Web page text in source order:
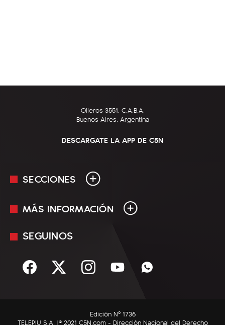
Olleros 3551, C.A.B.A.
Buenos Aires, Argentina
DESCARGATE LA APP DE C5N
SECCIONES
En Vivo
Sociedad
C5N Autos
MÁS INFORMACIÓN
Mediakit
Términos y condiciones
SEGUINOS
Edición Nº 1736
TELEPIU S.A. |© 2021 C5N.com - Dirección Nacional del Derecho